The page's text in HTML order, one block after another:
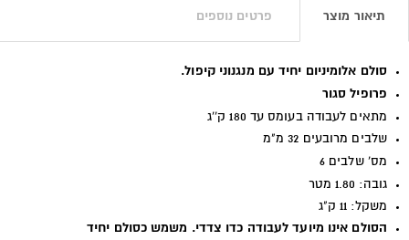
תיאור מוצר פרטים נוספים
סולם אלומיניום יחיד עם מנגנוני קיפול.
פרופיל סגור
מתאים לעבודה בעומס עד 180 ק''ג
שלבים מרובעים 32 מ"מ
מס' שלבים 6
גובה: 1.80 מטר
משקל: 11 ק"ג
הסולם אינו מיועד לעבודה כדו צדדי. משמש כסולם יחיד